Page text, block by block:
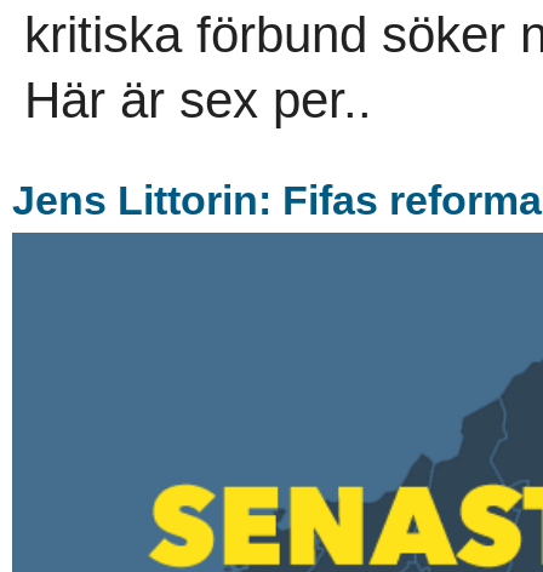
kritiska förbund söker
Här är sex per..
Jens Littorin: Fifas